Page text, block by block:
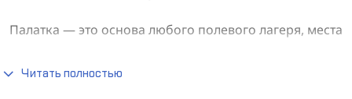
Палатка — это основа любого полевого лагеря, места
прочности и способности защищать от погодных
Читать полностью